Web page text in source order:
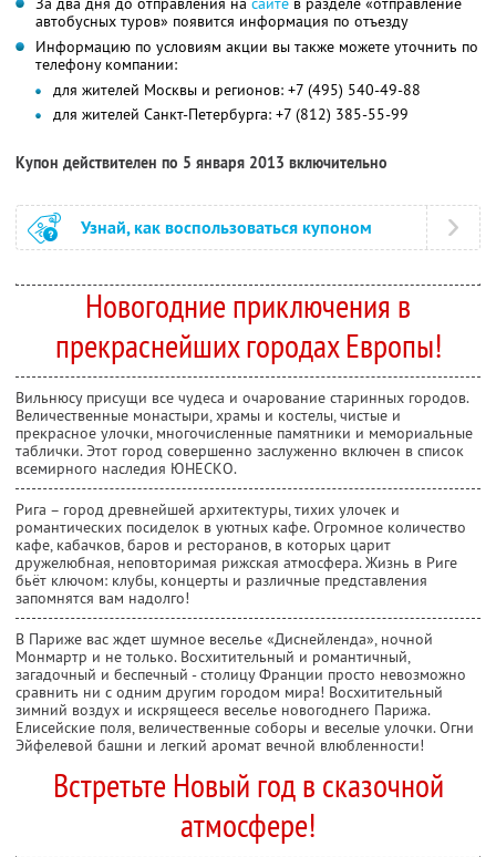
автобусных туров» появится информация по отъезду
Информацию по условиям акции вы также можете уточнить по
телефону компании:
для жителей Москвы и регионов: +7 (495) 540-49-88
для жителей Санкт-Петербурга: +7 (812) 385-55-99
Купон действителен по 5 января 2013 включительно
Узнай, как воспользоваться купоном
Новогодние приключения в
прекраснейших городах Европы!
Вильнюсу присущи все чудеса и очарование старинных городов.
Величественные монастыри, храмы и костелы, чистые и
прекрасное улочки, многочисленные памятники и мемориальные
таблички. Этот город совершенно заслуженно включен в список
всемирного наследия ЮНЕСКО.
Рига – город древнейшей архитектуры, тихих улочек и
романтических посиделок в уютных кафе. Огромное количество
кафе, кабачков, баров и ресторанов, в которых царит
дружелюбная, неповторимая рижская атмосфера. Жизнь в Риге
бьёт ключом: клубы, концерты и различные представления
запомнятся вам надолго!
В Париже вас ждет шумное веселье «Диснейленда», ночной
Монмартр и не только. Восхитительный и романтичный,
загадочный и беспечный - столицу Франции просто невозможно
сравнить ни с одним другим городом мира! Восхитительный
зимний воздух и искрящееся веселье новогоднего Парижа.
Елисейские поля, величественные соборы и веселые улочки. Огни
Эйфелевой башни и легкий аромат вечной влюбленности!
Встретьте Новый год в сказочной
атмосфере!